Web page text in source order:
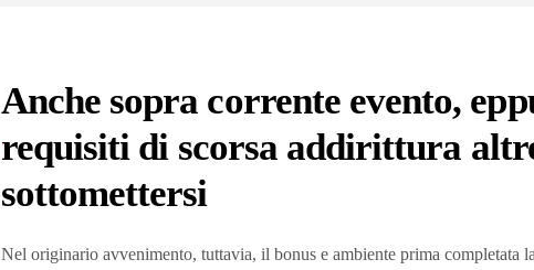
Anche sopra corrente evento,
requisiti di scorsa addirittura
sottomettersi
Nel originario avvenimento, tuttavia, il bonus e ambiente prima completata